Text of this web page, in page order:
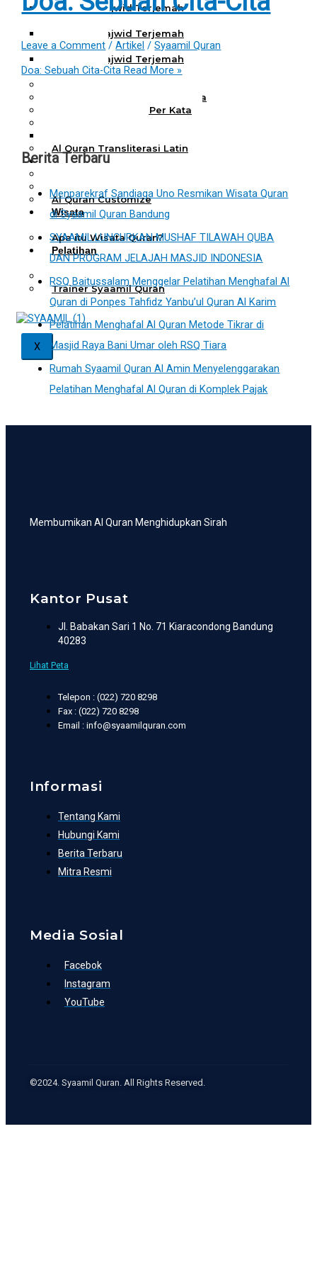
Al Quran Tajwid Terjemah
Al Quran Tajwid Terjemah
Bukhara A5
Al Quran Tajwid Terjemah
Bukhara B5
Al Quran Spesial Wanita Azalia
Al Quran Terjemah Per Kata
Al Quran Transliterasi Latin
Kemitraan
Al Quran Customize
Wisata
Apa itu Wisata Quran?
Pelatihan
Kequranan
Apa itu Pelatihan Quran?
Trainer Syaamil Quran
X
Leave a Comment /Artikel /Syaamil Quran
Doa: Sebuah Cita-Cita Read More »
Berita Terbaru
Menparekraf Sandiaga Uno Resmikan Wisata Quran
di Syaamil Quran Bandung
SYAAMIL LUNCURKAN MUSHAF TILAWAH QUBA
DAN PROGRAM JELAJAH MASJID INDONESIA
RSQ Baitussalam Menggelar Pelatihan Menghafal Al
Quran di Ponpes Tahfidz Yanbu’ul Quran Al Karim
Pelatihan Menghafal Al Quran Metode Tikrar di
Masjid Raya Bani Umar oleh RSQ Tiara
Rumah Syaamil Quran Al Amin Menyelenggarakan
Pelatihan Menghafal Al Quran di Komplek Pajak
Membumikan Al Quran Menghidupkan Sirah
Kantor Pusat
Jl. Babakan Sari 1 No. 71 Kiaracondong Bandung
40283
Lihat Peta
Telepon : (022) 720 8298
Fax : (022) 720 8298
Email : info@syaamilquran.com
Informasi
Tentang Kami
Hubungi Kami
Berita Terbaru
Mitra Resmi
Media Sosial
Facebok
Instagram
YouTube
©2024. Syaamil Quran. All Rights Reserved.